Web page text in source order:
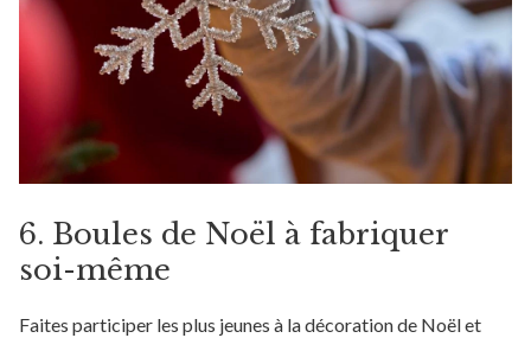
6. Boules de Noël à fabriquer
soi-même
Faites participer les plus jeunes à la décoration de Noël et